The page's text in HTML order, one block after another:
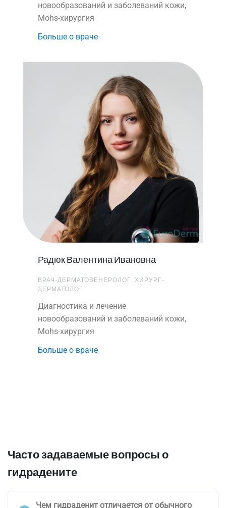
новообразований и заболеваний кожи,
Mohs-хирургия
Больше о враче
Радюк Валентина Ивановна
ВРАЧ-ДЕРМАТОВЕНЕРОЛОГ, ХИРУРГ-
ДЕРМАТОЛОГ
Диагностика и лечение
новообразований и заболеваний кожи,
Mohs-хирургия
Больше о враче
Часто задаваемые вопросы о
гидрадените
Чем гидраденит отличается от обычного